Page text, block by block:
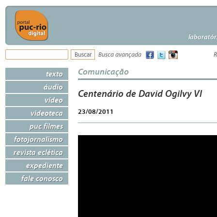
Busca avançada
texto
áudio
vídeo
videoteca
puc filmes
fotojornalismo
revista eclética
expediente
fale conosco
Comunicação
Centenário de David Ogilvy VI
23/08/2011